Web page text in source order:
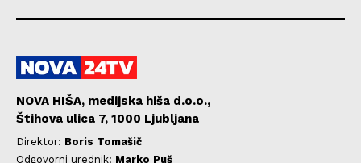
NOVA HIŠA, medijska hiša d.o.o.,
Štihova ulica 7, 1000 Ljubljana
Direktor: Boris Tomašič
Odgovorni urednik: Marko Puš